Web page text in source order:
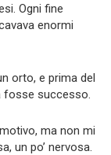
Ogni fine
enormi
orto, e prima del
fosse successo.
ma non mi
un po’ nervosa.